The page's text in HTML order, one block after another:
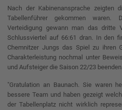
Nach der Kabinenansprache zeigten
Tabellenführer gekommen waren.
Verteidigung gewann man das dritte
Schlussviertel auf 66:61 dran. In den
Chemnitzer Jungs das Spiel zu ihren
Charakterleistung nochmal unter
und Aufsteiger die Saison 22/23 beenden.
"Gratulation an Baunach. Sie waren
bessere Team und haben gezeigt
der Tabellenplatz nicht wirklich